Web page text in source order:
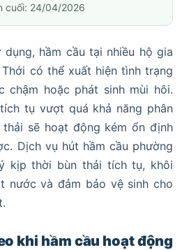
cuối: 24/04/2026
hầm cầu tại nhiều hộ gia
có thể xuất hiện tình trạng
chậm hoặc phát sinh mùi hôi.
tụ vượt quá khả năng phân
sẽ hoạt động kém ổn định
Dịch vụ hút hầm cầu phường
kịp thời bùn thải tích tụ, khôi
nước và đảm bảo vệ sinh cho
khi hầm cầu hoạt động